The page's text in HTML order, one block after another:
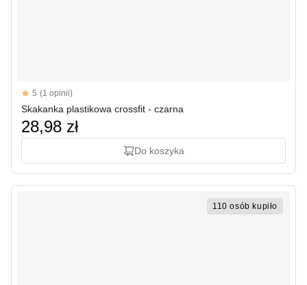
Reviews
5 out of 5 stars
5 (1 opinii)
Skakanka plastikowa crossfit - czarna
28,98 zł
Do koszyka
110 osób kupiło